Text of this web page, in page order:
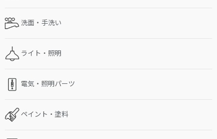
洗面・手洗い
ライト・照明
電気・照明パーツ
ペイント・塗料